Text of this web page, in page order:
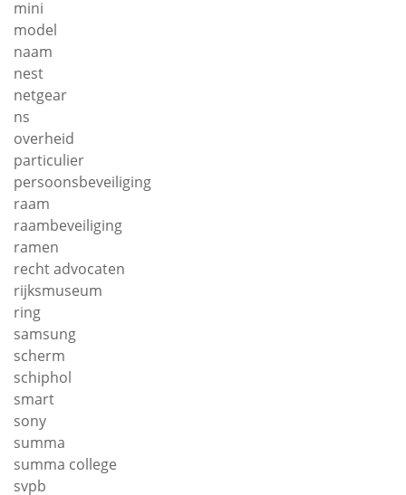
mini
model
naam
nest
netgear
ns
overheid
particulier
persoonsbeveiliging
raam
raambeveiliging
ramen
recht advocaten
rijksmuseum
ring
samsung
scherm
schiphol
smart
sony
summa
summa college
svpb